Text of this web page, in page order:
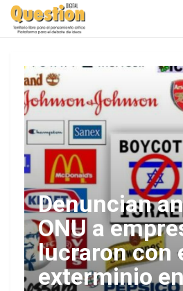
Denuncian
ONU a
lucraron con
exterminio